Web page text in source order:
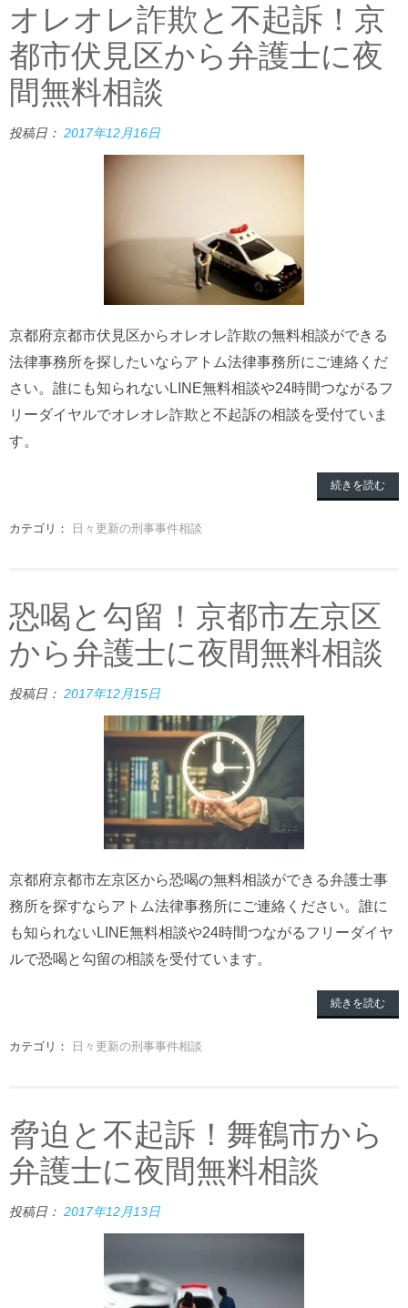
オレオレ詐欺と不起訴！京
都市伏見区から弁護士に夜
間無料相談
投稿日： 2017年12月16日
京都府京都市伏見区からオレオレ詐欺の無料相談ができる
法律事務所を探したいならアトム法律事務所にご連絡くだ
さい。誰にも知られないLINE無料相談や24時間つながるフ
リーダイヤルでオレオレ詐欺と不起訴の相談を受付ていま
す。
続きを読む
カテゴリ： 日々更新の刑事事件相談
恐喝と勾留！京都市左京区
から弁護士に夜間無料相談
投稿日： 2017年12月15日
京都府京都市左京区から恐喝の無料相談ができる弁護士事
務所を探すならアトム法律事務所にご連絡ください。誰に
も知られないLINE無料相談や24時間つながるフリーダイヤ
ルで恐喝と勾留の相談を受付ています。
続きを読む
カテゴリ： 日々更新の刑事事件相談
脅迫と不起訴！舞鶴市から
弁護士に夜間無料相談
投稿日： 2017年12月13日